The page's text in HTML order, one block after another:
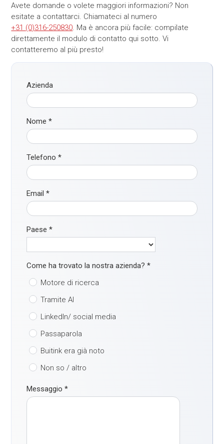
Avete domande o volete maggiori informazioni? Non
esitate a contattarci. Chiamateci al numero
+31 (0)316-250830. Ma è ancora più facile: compilate
direttamente il modulo di contatto qui sotto. Vi
contatteremo al più presto!
Azienda
Nome*
Telefono*
Email*
Paese*
Come ha trovato la nostra azienda?*
Motore di ricerca
Tramite AI
LinkedIn/ social media
Passaparola
Buitink era già noto
Non so / altro
Messaggio*